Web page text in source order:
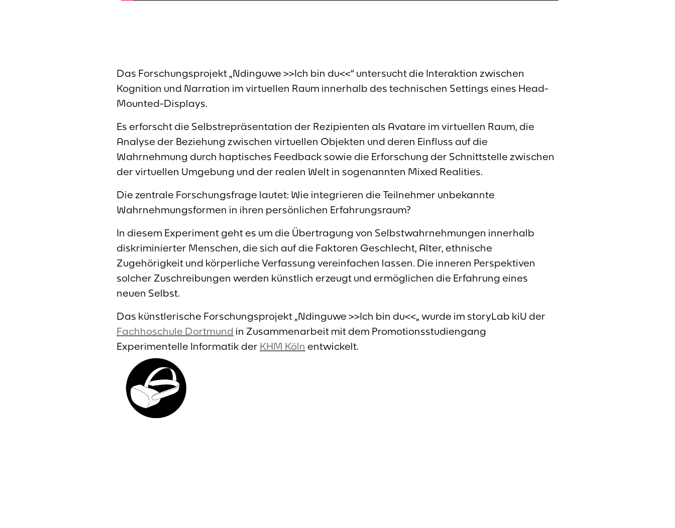
Das Forschungsprojekt „Ndinguwe >>Ich bin du<<“ untersucht die Interaktion zwischen
Kognition und Narration im virtuellen Raum innerhalb des technischen Settings eines Head-
Mounted-Displays.
Es erforscht die Selbstrepräsentation der Rezipienten als Avatare im virtuellen Raum, die
Analyse der Beziehung zwischen virtuellen Objekten und deren Einfluss auf die
Wahrnehmung durch haptisches Feedback sowie die Erforschung der Schnittstelle zwischen
der virtuellen Umgebung und der realen Welt in sogenannten Mixed Realities.
Die zentrale Forschungsfrage lautet: Wie integrieren die Teilnehmer unbekannte
Wahrnehmungsformen in ihren persönlichen Erfahrungsraum?
In diesem Experiment geht es um die Übertragung von Selbstwahrnehmungen innerhalb
diskriminierter Menschen, die sich auf die Faktoren Geschlecht, Alter, ethnische
Zugehörigkeit und körperliche Verfassung vereinfachen lassen. Die inneren Perspektiven
solcher Zuschreibungen werden künstlich erzeugt und ermöglichen die Erfahrung eines
neuen Selbst.
Das künstlerische Forschungsprojekt „Ndinguwe >>Ich bin du<<„ wurde im storyLab kiU der
Fachhoschule Dortmund in Zusammenarbeit mit dem Promotionsstudiengang
Experimentelle Informatik der KHM Köln entwickelt.